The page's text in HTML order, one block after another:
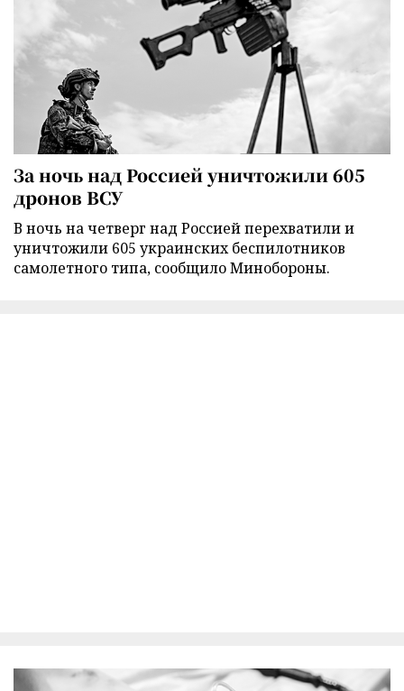
За ночь над Россией уничтожили 605
дронов ВСУ
В ночь на четверг над Россией перехватили и
уничтожили 605 украинских беспилотников
самолетного типа, сообщило Минобороны.